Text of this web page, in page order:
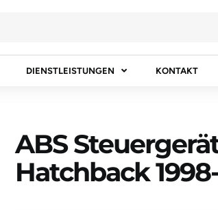
DIENSTLEISTUNGEN KONTAKT
ABS
Hatchback